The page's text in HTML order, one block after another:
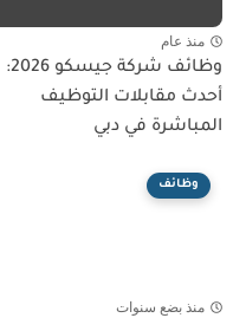
منذ عام
وظائف شركة جيسكو 2026:
أحدث مقابلات التوظيف
المباشرة في دبي
وظائف
منذ بضع سنوات